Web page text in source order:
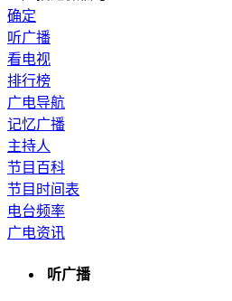
确定
听广播
看电视
排行榜
广电导航
记忆广播
主持人
节目百科
节目时间表
电台频率
广电资讯
听广播